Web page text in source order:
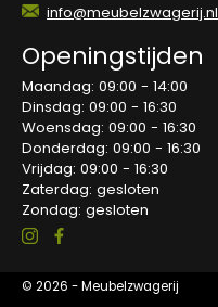
info@meubelzwagerij.nl
Openingstijden
Maandag: 09:00 - 14:00
Dinsdag: 09:00 - 16:30
Woensdag: 09:00 - 16:30
Donderdag: 09:00 - 16:30
Vrijdag: 09:00 - 16:30
Zaterdag: gesloten
Zondag: gesloten
© 2026 - Meubelzwagerij